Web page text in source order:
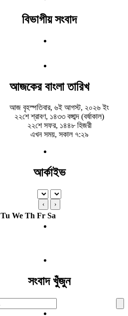
বিভাগীয় সংবাদ
আজকের বাংলা তারিখ
আজ বৃহস্পতিবার, ৬ই আগস্ট, ২০২৬ ইং
২২শে শ্রাবণ, ১৪৩৩ বঙ্গাব্দ (বর্ষাকাল)
২২শে সফর, ১৪৪৮ হিজরী
এখন সময়, সকাল ৭:২৯
আর্কাইভ
‹ ›
Tu We Th Fr Sa
সংবাদ খুঁজুন